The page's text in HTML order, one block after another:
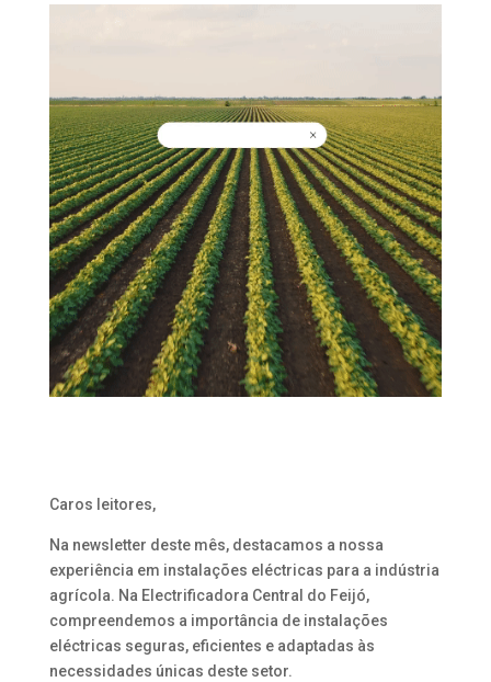
Caros leitores,
Na newsletter deste mês, destacamos a nossa
experiência em instalações eléctricas para a indústria
agrícola. Na Electrificadora Central do Feijó,
compreendemos a importância de instalações
eléctricas seguras, eficientes e adaptadas às
necessidades únicas deste setor.